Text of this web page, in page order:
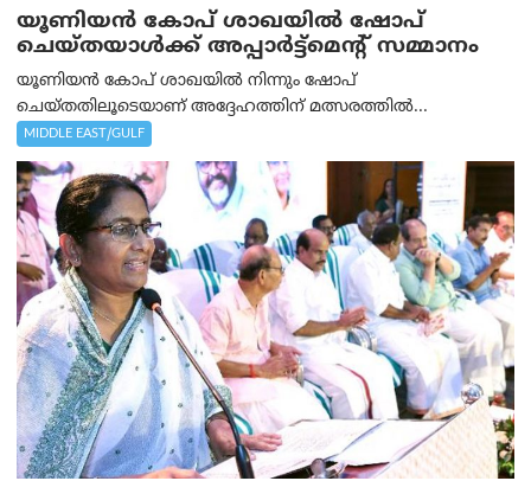
യൂണിയൻ കോപ് ശാഖയിൽ ഷോപ്
ചെയ്തയാൾക്ക് അപ്പാർട്ട്മെന്റ് സമ്മാനം
യൂണിയൻ കോപ് ശാഖയിൽ നിന്നും ഷോപ്
ചെയ്തതിലൂടെയാണ് അദ്ദേഹത്തിന് മത്സരത്തിൽ...
MIDDLE EAST/GULF